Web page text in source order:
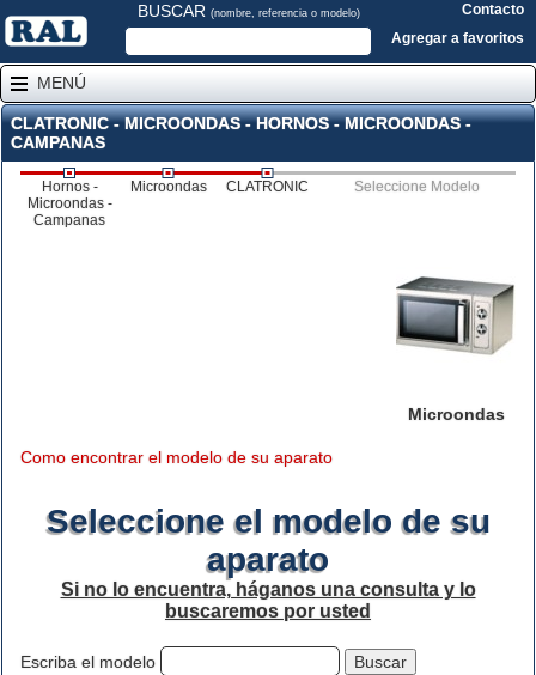
BUSCAR (nombre, referencia o modelo)
Contacto
Agregar a favoritos
MENÚ
CLATRONIC - MICROONDAS - HORNOS - MICROONDAS -
CAMPANAS
Hornos -
Microondas -
Campanas
Microondas CLATRONIC Seleccione Modelo
Microondas
Como encontrar el modelo de su aparato
Seleccione el modelo de su
aparato
Si no lo encuentra, háganos una consulta y lo
buscaremos por usted
Escriba el modelo